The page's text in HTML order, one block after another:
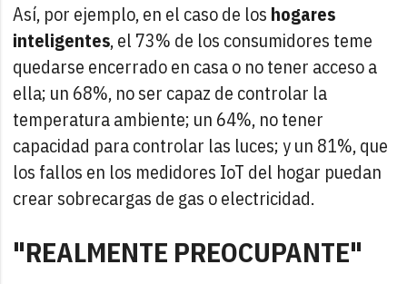
Así, por ejemplo, en el caso de los hogares
inteligentes, el 73% de los consumidores teme
quedarse encerrado en casa o no tener acceso a
ella; un 68%, no ser capaz de controlar la
temperatura ambiente; un 64%, no tener
capacidad para controlar las luces; y un 81%, que
los fallos en los medidores IoT del hogar puedan
crear sobrecargas de gas o electricidad.
"REALMENTE PREOCUPANTE"